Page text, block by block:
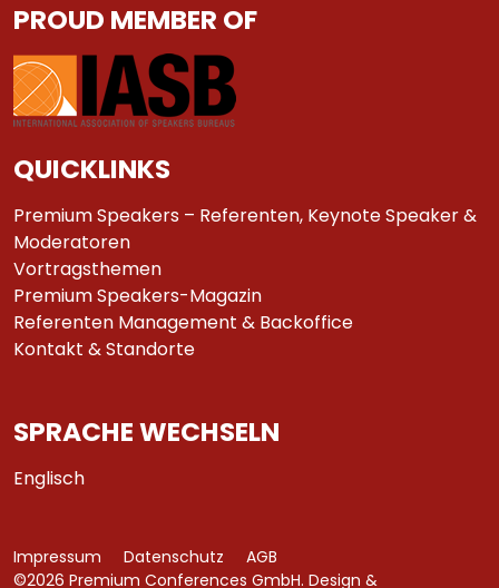
PROUD MEMBER OF
QUICKLINKS
Premium Speakers – Referenten, Keynote Speaker &
Moderatoren
Vortragsthemen
Premium Speakers-Magazin
Referenten Management & Backoffice
Kontakt & Standorte
SPRACHE WECHSELN
Englisch
©2026 Premium Conferences GmbH. Design &
Impressum Datenschutz AGB